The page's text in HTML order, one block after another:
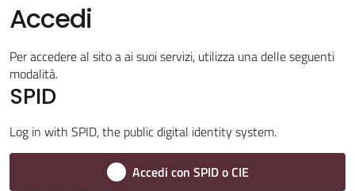
Vivere
Argelato
Menu selezionato
Amministrazione
Accedi
Per accedere al sito a ai suoi servizi, utilizza una delle seguenti
modalità.
SPID
Log in with SPID, the public digital identity system.
Accedi con SPID o CIE